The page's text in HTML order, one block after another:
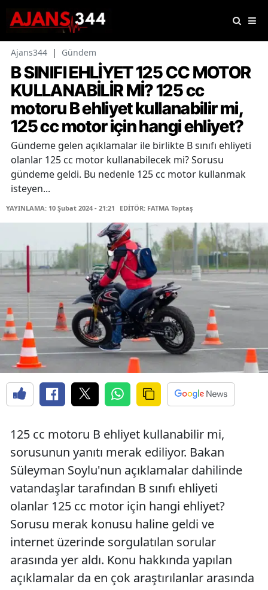
Ajans344 | Gündem
B SINIFI EHLİYET 125 CC MOTOR
KULLANABİLİR Mİ? 125 cc
motoru B ehliyet kullanabilir mi,
125 cc motor için hangi ehliyet?
Gündeme gelen açıklamalar ile birlikte B sınıfı ehliyeti
olanlar 125 cc motor kullanabilecek mi? Sorusu
gündeme geldi. Bu nedenle 125 cc motor kullanmak
isteyen...
YAYINLAMA: 10 Şubat 2024 - 21:21 EDİTÖR: FATMA Toptaş
125 cc motoru B ehliyet kullanabilir mi,
sorusunun yanıtı merak ediliyor. Bakan
Süleyman Soylu'nun açıklamalar dahilinde
vatandaşlar tarafından B sınıfı ehliyeti
olanlar 125 cc motor için hangi ehliyet?
Sorusu merak konusu haline geldi ve
internet üzerinde sorgulatılan sorular
arasında yer aldı. Konu hakkında yapılan
açıklamalar da en çok araştırılanlar arasında